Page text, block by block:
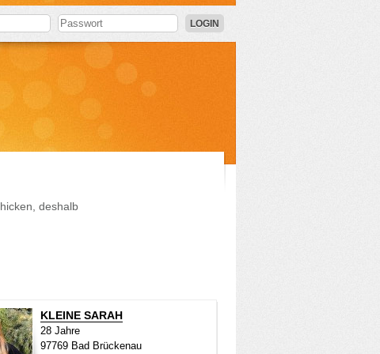
LOGIN
deshalb
KLEINE SARAH
28 Jahre
97769 Bad Brückenau